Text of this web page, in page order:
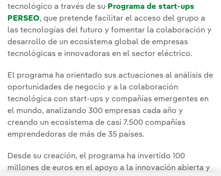
tecnológico a través de su Programa de start-ups
PERSEO, que pretende facilitar el acceso del grupo a
las tecnologías del futuro y fomentar la colaboración y
desarrollo de un ecosistema global de empresas
tecnológicas e innovadoras en el sector eléctrico.
El programa ha orientado sus actuaciones al análisis de
oportunidades de negocio y a la colaboración
tecnológica con start-ups y compañías emergentes en
el mundo, analizando 300 empresas cada año y
creando un ecosistema de casi 7.500 compañías
emprendedoras de más de 35 países.
Desde su creación, el programa ha invertido 100
millones de euros en el apoyo a la innovación abierta y